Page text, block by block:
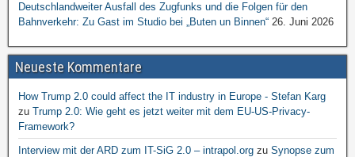
Deutschlandweiter Ausfall des Zugfunks und die Folgen für den
Bahnverkehr: Zu Gast im Studio bei „Buten un Binnen“ 26. Juni 2026
Neueste Kommentare
How Trump 2.0 could affect the IT industry in Europe - Stefan Karg
zu Trump 2.0: Wie geht es jetzt weiter mit dem EU-US-Privacy-
Framework?
Interview mit der ARD zum IT-SiG 2.0 – intrapol.org zu Synopse zum